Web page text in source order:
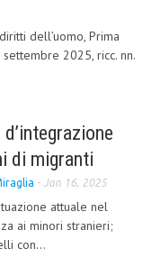
dell’uomo, Prima
2025, ricc. nn.
di migranti
- Jan 16, 2025
attuale nel
ai minori stranieri;
con...